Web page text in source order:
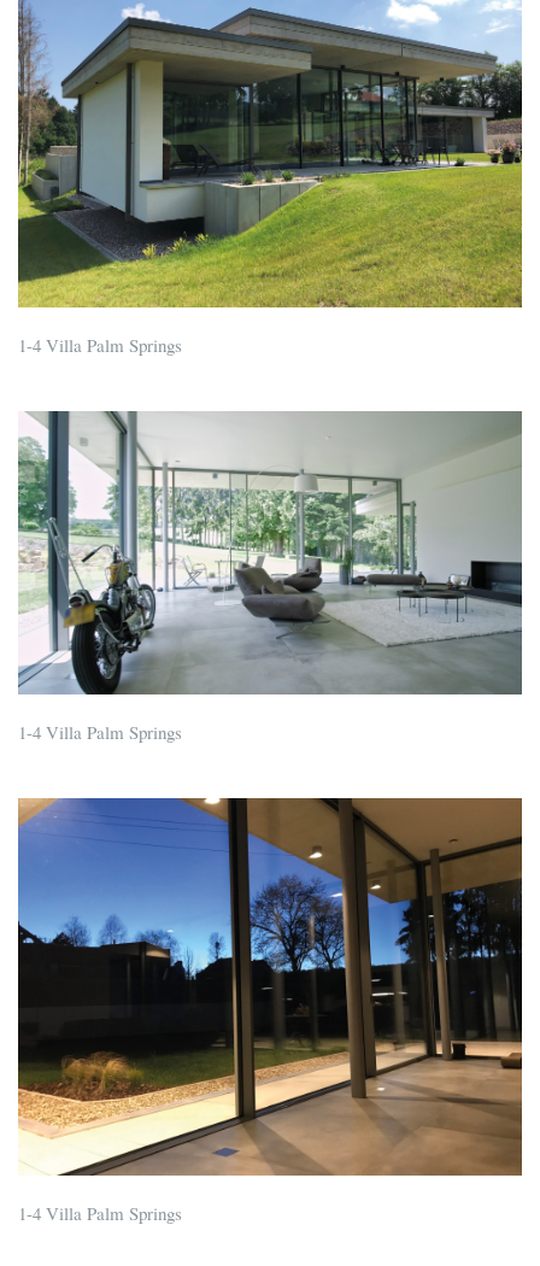
1-4 Villa Palm Springs
1-4 Villa Palm Springs
1-4 Villa Palm Springs